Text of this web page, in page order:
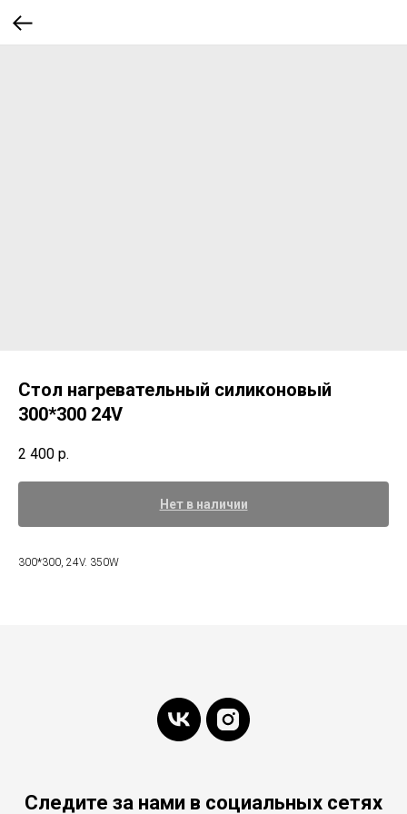
Стол нагревательный силиконовый
300*300 24V
2 400 р.
Нет в наличии
300*300, 24V. 350W
Следите за нами в социальных сетях